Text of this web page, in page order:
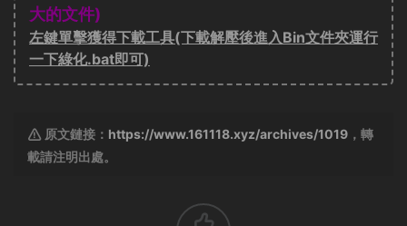
大的文件)
左鍵單擊獲得下載工具(下載解壓後進入Bin文件夾運行
一下綠化.bat即可)
原文鏈接： https://www.161118.xyz/archives/1019 ，轉
載請注明出處。